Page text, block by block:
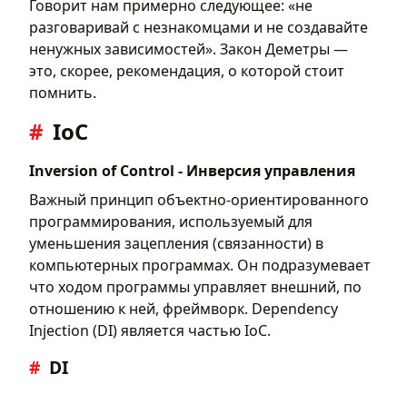
Говорит нам примерно следующее: «не
разговаривай с незнакомцами и не создавайте
ненужных зависимостей». Закон Деметры —
это, скорее, рекомендация, о которой стоит
помнить.
IoC
Inversion of Control - Инверсия управления
Важный принцип объектно-ориентированного
программирования, используемый для
уменьшения зацепления (связанности) в
компьютерных программах. Он подразумевает
что ходом программы управляет внешний, по
отношению к ней, фреймворк. Dependency
Injection (DI) является частью IoC.
DI